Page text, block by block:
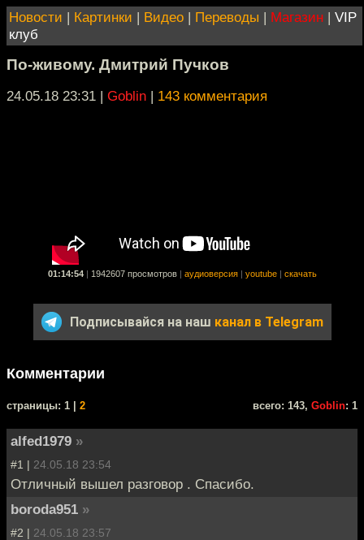
Новости | Картинки | Видео | Переводы | Магазин | VIP
клуб
По-живому. Дмитрий Пучков
24.05.18 23:31 | Goblin | 143 комментария
01:14:54 1942607 просмотров аудиоверсия youtube скачать
Подписывайся на наш канал в Telegram
Комментарии
cтраницы: 1 | 2 всего: 143, Goblin: 1
alfed1979 »
#1 | 24.05.18 23:54
Отличный вышел разговор . Спасибо.
boroda951 »
#2 | 24.05.18 23:57